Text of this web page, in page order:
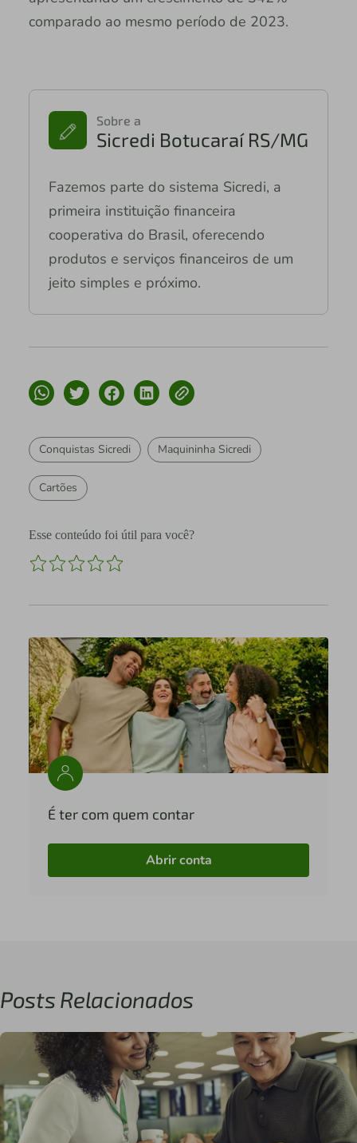
comparado ao mesmo período de 2023.
Sobre a
Sicredi Botucaraí RS/MG
Fazemos parte do sistema Sicredi, a
primeira instituição financeira
cooperativa do Brasil, oferecendo
produtos e serviços financeiros de um
jeito simples e próximo.
Conquistas Sicredi Maquininha Sicredi
Cartões
Esse conteúdo foi útil para você?
É ter com quem contar
Abrir conta
Posts Relacionados